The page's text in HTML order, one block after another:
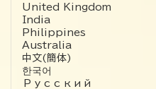
United Kingdom
India
Philippines
Australia
中文(簡体)
한국어
Русский